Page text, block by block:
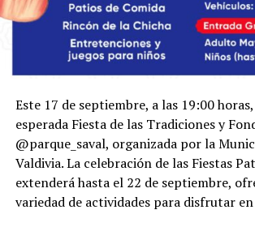
Este 17 de septiembre, a las 19:00
esperada Fiesta de las Tradiciones y
@parque_saval, organizada por la
Valdivia. La celebración de las Fiestas
extenderá hasta el 22 de septiembre,
variedad de actividades para disfrutar